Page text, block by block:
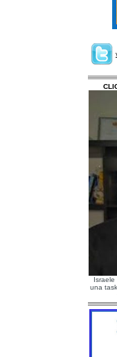
Israele
una